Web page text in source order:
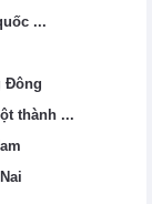
...
Đông
thành ...